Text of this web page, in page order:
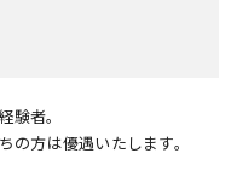
者。
方は優遇いたします。